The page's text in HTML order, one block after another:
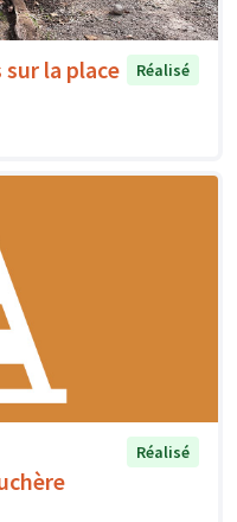
la place
Réalisé
Réalisé